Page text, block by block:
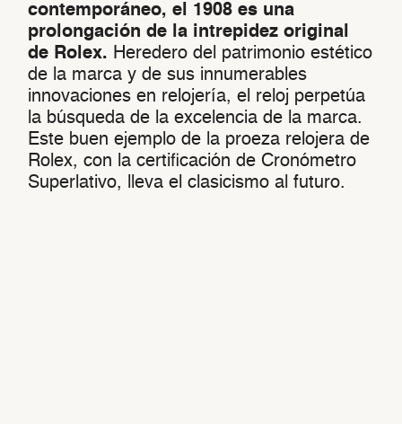
contemporáneo, el 1908 es una
prolongación de la intrepidez original
de Rolex. Heredero del patrimonio estético
de la marca y de sus innumerables
innovaciones en relojería, el reloj perpetúa
la búsqueda de la excelencia de la marca.
Este buen ejemplo de la proeza relojera de
Rolex, con la certificación de Cronómetro
Superlativo, lleva el clasicismo al futuro.